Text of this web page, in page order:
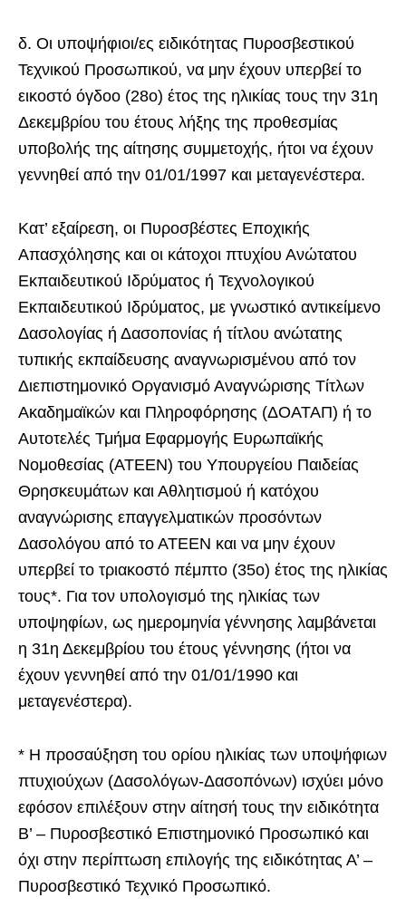
δ. Οι υποψήφιοι/ες ειδικότητας Πυροσβεστικού
Τεχνικού Προσωπικού, να μην έχουν υπερβεί το
εικοστό όγδοο (28ο) έτος της ηλικίας τους την 31η
Δεκεμβρίου του έτους λήξης της προθεσμίας
υποβολής της αίτησης συμμετοχής, ήτοι να έχουν
γεννηθεί από την 01/01/1997 και μεταγενέστερα.
Κατ’ εξαίρεση, οι Πυροσβέστες Εποχικής
Απασχόλησης και οι κάτοχοι πτυχίου Ανώτατου
Εκπαιδευτικού Ιδρύματος ή Τεχνολογικού
Εκπαιδευτικού Ιδρύματος, με γνωστικό αντικείμενο
Δασολογίας ή Δασοπονίας ή τίτλου ανώτατης
τυπικής εκπαίδευσης αναγνωρισμένου από τον
Διεπιστημονικό Οργανισμό Αναγνώρισης Τίτλων
Ακαδημαϊκών και Πληροφόρησης (ΔΟΑΤΑΠ) ή το
Αυτοτελές Τμήμα Εφαρμογής Ευρωπαϊκής
Νομοθεσίας (ΑΤΕΕΝ) του Υπουργείου Παιδείας
Θρησκευμάτων και Αθλητισμού ή κατόχου
αναγνώρισης επαγγελματικών προσόντων
Δασολόγου από το ΑΤΕΕΝ και να μην έχουν
υπερβεί το τριακοστό πέμπτο (35ο) έτος της ηλικίας
τους*. Για τον υπολογισμό της ηλικίας των
υποψηφίων, ως ημερομηνία γέννησης λαμβάνεται
η 31η Δεκεμβρίου του έτους γέννησης (ήτοι να
έχουν γεννηθεί από την 01/01/1990 και
μεταγενέστερα).
* Η προσαύξηση του ορίου ηλικίας των υποψήφιων
πτυχιούχων (Δασολόγων-Δασοπόνων) ισχύει μόνο
εφόσον επιλέξουν στην αίτησή τους την ειδικότητα
Β’ – Πυροσβεστικό Επιστημονικό Προσωπικό και
όχι στην περίπτωση επιλογής της ειδικότητας Α’ –
Πυροσβεστικό Τεχνικό Προσωπικό.